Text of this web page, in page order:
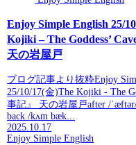
Enjoy Simple English 25/
Kojiki – The Goddess’
天の岩屋戸
ブログ記事より抜粋Enjoy
25/10/17(金)The Kojiki - The
事記』 天の岩屋戸after /
back /kʌm bæk...
2025.10.17
Enjoy Simple English